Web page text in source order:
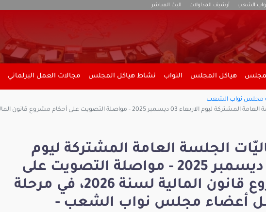
الشعب أرشيف المداولات البث المباشر
هياكل المجلس النواب نشاط هياكل المجلس مجالات العمل البرلماني
مجلس نواب الشعب
الجلسة العامة المشتركة ليوم
الاربعاء 03 ديسمبر 2025 - مواصلة التصويت على
أحكام مشروع قانون المالية لسنة 2026، في مرحلة
أعضاء مجلس نواب الشعب -